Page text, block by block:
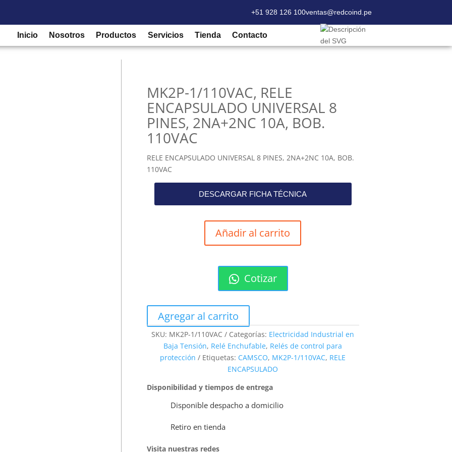
+51 928 126 100ventas@redcoind.pe
Inicio Nosotros Productos Servicios Tienda Contacto
MK2P-1/110VAC, RELE
ENCAPSULADO UNIVERSAL 8
PINES, 2NA+2NC 10A, BOB.
110VAC
RELE ENCAPSULADO UNIVERSAL 8 PINES, 2NA+2NC 10A, BOB.
110VAC
DESCARGAR FICHA TÉCNICA
Añadir al carrito
Cotizar
Agregar al carrito
SKU: MK2P-1/110VAC Categorías: Electricidad Industrial en
Baja Tensión, Relé Enchufable, Relés de control para
protección
Etiquetas: CAMSCO, MK2P-1/110VAC, RELE
ENCAPSULADO
Disponibilidad y tiempos de entrega
Disponible despacho a domicilio
Retiro en tienda
Visita nuestras redes